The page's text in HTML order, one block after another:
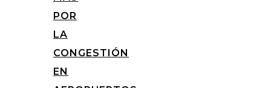
POR
LA
CONGESTIÓN
EN